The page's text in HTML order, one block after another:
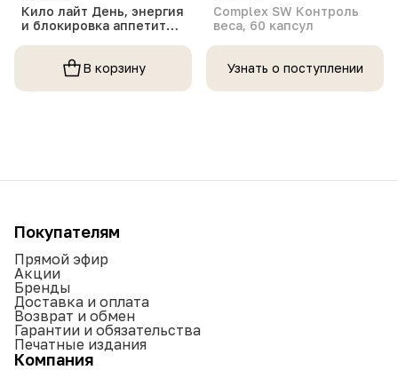
Кило лайт День, энергия
и блокировка аппетита,
В корзину
Complex SW Контроль
веса, 60 капсул
Узнать о поступлении
Покупателям
Прямой эфир
Акции
Бренды
Доставка и оплата
Возврат и обмен
Гарантии и обязательства
Печатные издания
Компания